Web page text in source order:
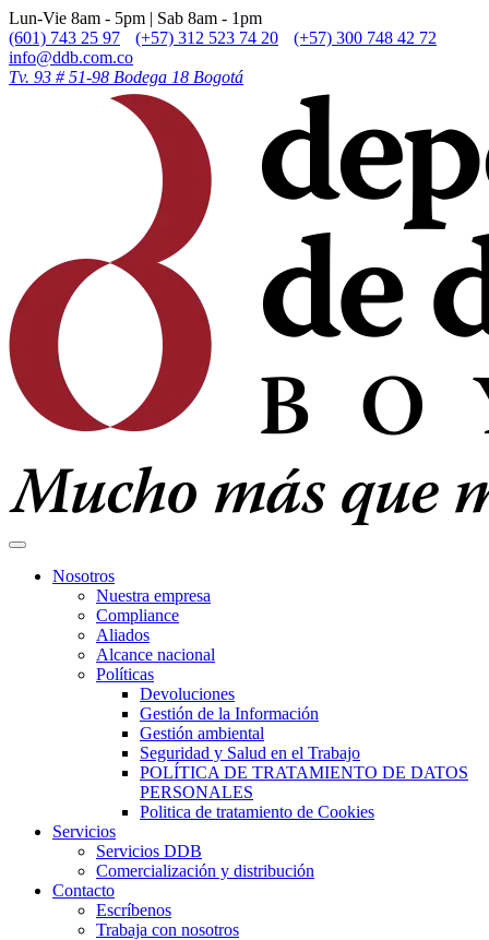
Lun-Vie 8am - 5pm | Sab 8am - 1pm
(601) 743 25 97
(+57) 312 523 74 20
(+57) 300 748 42 72
info@ddb.com.co
Tv. 93 # 51-98 Bodega 18 Bogotá
Nosotros
Nuestra empresa
Compliance
Aliados
Alcance nacional
Políticas
Devoluciones
Gestión de la Información
Gestión ambiental
Seguridad y Salud en el Trabajo
POLÍTICA DE TRATAMIENTO DE DATOS
PERSONALES
Politica de tratamiento de Cookies
Servicios
Servicios DDB
Comercialización y distribución
Contacto
Escríbenos
Trabaja con nosotros